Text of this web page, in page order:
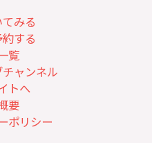
みる
する
覧
ャンネル
トへ
要
ポリシー